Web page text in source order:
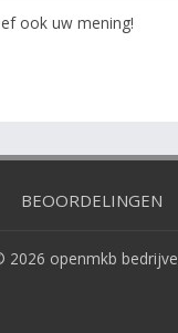
ook uw mening!
BEOORDELINGEN
2026 openmkb